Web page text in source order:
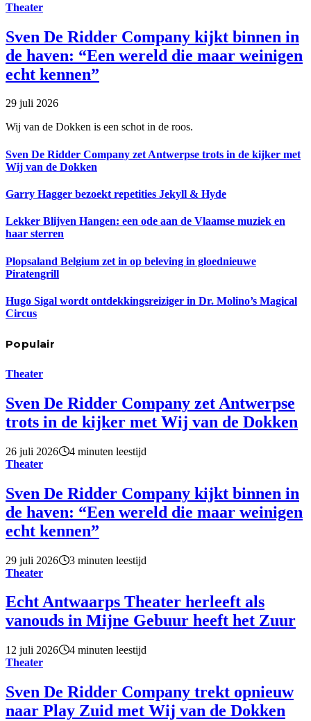
Theater
Sven De Ridder Company kijkt binnen in
de haven: “Een wereld die maar weinigen
echt kennen”
29 juli 2026
Wij van de Dokken is een schot in de roos.
Sven De Ridder Company zet Antwerpse trots in de kijker met
Wij van de Dokken
Garry Hagger bezoekt repetities Jekyll & Hyde
Lekker Blijven Hangen: een ode aan de Vlaamse muziek en
haar sterren
Plopsaland Belgium zet in op beleving in gloednieuwe
Piratengrill
Hugo Sigal wordt ontdekkingsreiziger in Dr. Molino’s Magical
Circus
Populair
Theater
Sven De Ridder Company zet Antwerpse
trots in de kijker met Wij van de Dokken
26 juli 2026
4 minuten leestijd
Theater
Sven De Ridder Company kijkt binnen in
de haven: “Een wereld die maar weinigen
echt kennen”
29 juli 2026
3 minuten leestijd
Theater
Echt Antwaarps Theater herleeft als
vanouds in Mijne Gebuur heeft het Zuur
12 juli 2026
4 minuten leestijd
Theater
Sven De Ridder Company trekt opnieuw
naar Play Zuid met Wij van de Dokken